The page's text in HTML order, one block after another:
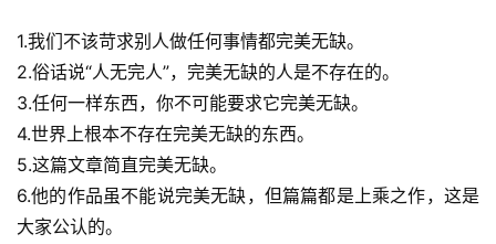
1.我们不该苛求别人做任何事情都完美无缺。
2.俗话说“人无完人”，完美无缺的人是不存在的。
3.任何一样东西，你不可能要求它完美无缺。
4.世界上根本不存在完美无缺的东西。
5.这篇文章简直完美无缺。
6.他的作品虽不能说完美无缺，但篇篇都是上乘之作，这是
大家公认的。